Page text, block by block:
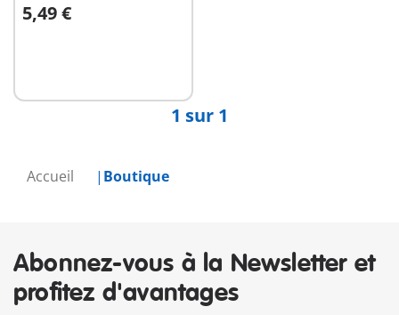
Accueil Boutique
5,49 €
1 sur 1
Abonnez-vous à la Newsletter et
profitez d'avantages